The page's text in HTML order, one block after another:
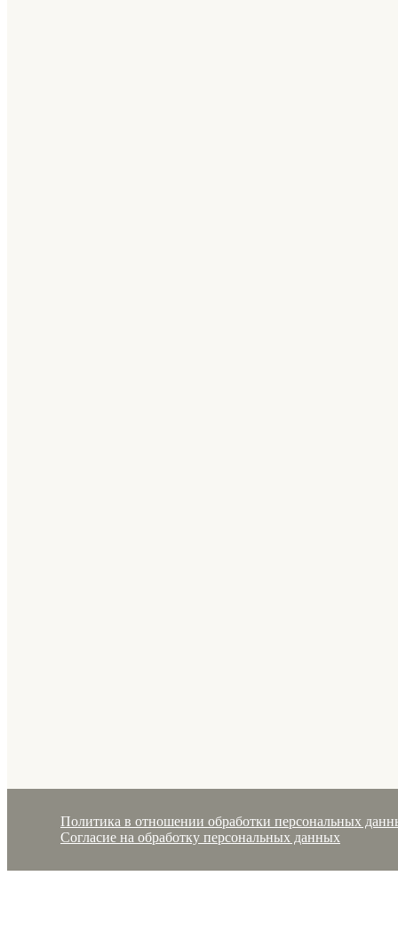
Политика в отношении обработки персональных
Согласие на обработку персональных данных